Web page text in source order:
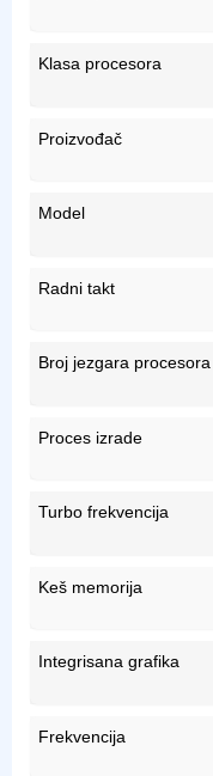
Klasa procesora
Proizvođač
Model
Radni takt
Broj jezgara procesora
Proces izrade
Turbo frekvencija
Keš memorija
Integrisana grafika
Frekvencija